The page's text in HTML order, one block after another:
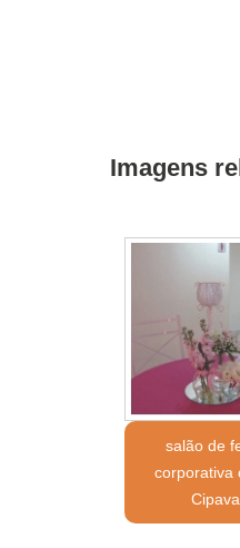
Imagens
salão de
corporativa
Cipava